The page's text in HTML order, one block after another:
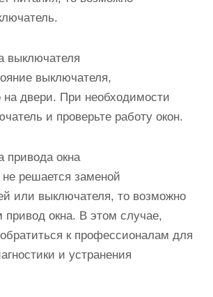
выключателя
выключателя,
на двери. При необходимости
и проверьте работу окон.
привода окна
решается заменой
или выключателя, то возможно
привод окна. В этом случае,
к профессионалам для
и устранения